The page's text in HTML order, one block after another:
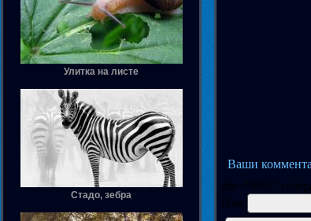
Улитка на листе
Стадо, зебра
Ваши
dth="80%"
Имя: